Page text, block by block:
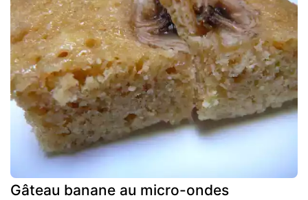
Gâteau banane au micro-ondes